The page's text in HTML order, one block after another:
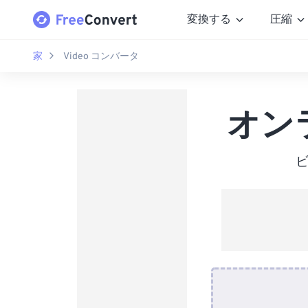
変換する 圧縮
家 Video コンバータ
オン